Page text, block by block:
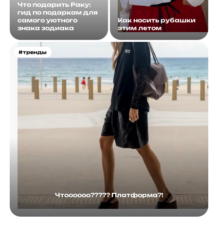
Что подарить Раку:
гид по подаркам для
самого уютного
знака зодиака
Как носить рубашки
этим летом
#тренды
Чтоооооо????? Платформа?!